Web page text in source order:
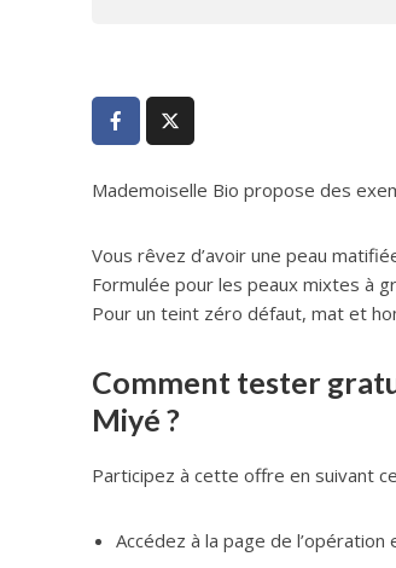
Mademoiselle Bio propose des
Vous rêvez d’avoir une peau
Formulée pour les peaux mixtes à
Pour un teint zéro défaut, mat et
Comment tester
Miyé ?
Participez à cette offre en suivant
Accédez à la page de